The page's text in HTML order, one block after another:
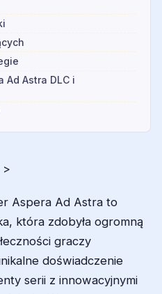
Ad Astra DLC i
>
Aspera Ad Astra to
która zdobyła ogromną
graczy
doświadczenie
serii z innowacyjnymi